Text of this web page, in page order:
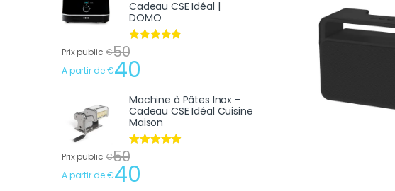
Cadeau CSE Idéal |
DOMO
Note
Prix public €50
A partir de €40
Machine à Pâtes Inox -
Cadeau CSE Idéal Cuisine
Maison
Note
sur 5
Prix public €50
A partir de €40